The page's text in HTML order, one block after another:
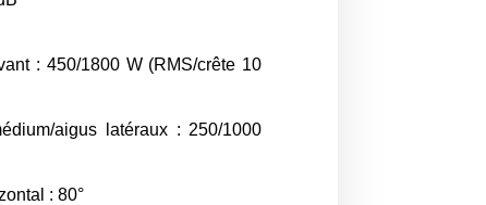
: 450/1800 W (RMS/crête 10
aigus latéraux : 250/1000
: 80°